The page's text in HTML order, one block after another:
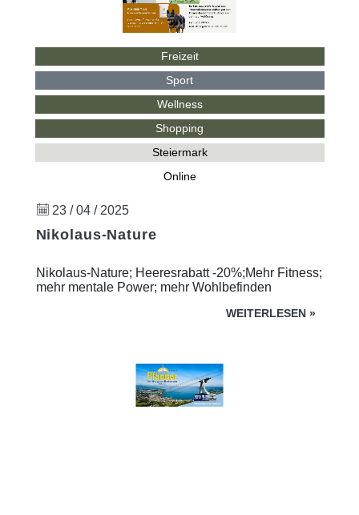
Freizeit
Sport
Wellness
Shopping
Steiermark
Online
23 / 04 / 2025
Nikolaus-Nature
Nikolaus-Nature; Heeresrabatt -20%;Mehr Fitness;
mehr mentale Power; mehr Wohlbefinden
WEITERLESEN »